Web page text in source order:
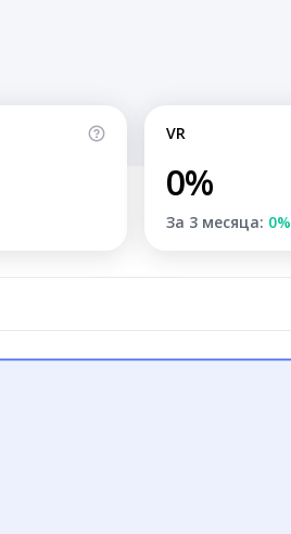
VR
0%
За 3 месяца: 0%